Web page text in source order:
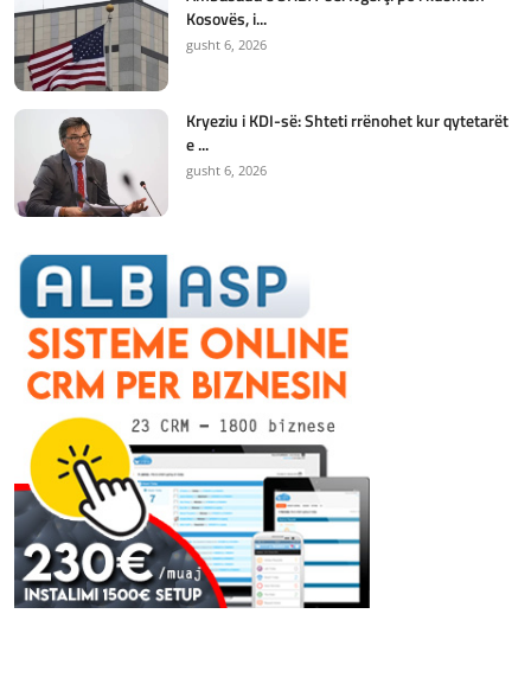
Kosovës, i...
gusht 6, 2026
Kryeziu i KDI-së: Shteti rrënohet kur qytetarët
e ...
gusht 6, 2026